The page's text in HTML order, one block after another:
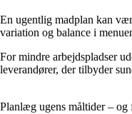
En ugentlig madplan kan
variation og balance i
For mindre arbejdspladser
leverandører, der tilbyder
Planlæg ugens måltider – og